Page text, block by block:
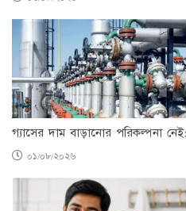
গ্যাসের দাম বাড়ানোর পরিকল্পনা নেই:
০১/০৮/২০২৬